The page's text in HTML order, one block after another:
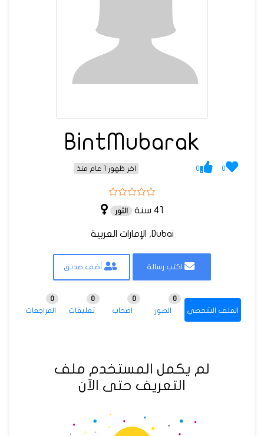
BintMubarak
0
0 اخر ظهور 1 عام منذ
41 سنة الثور
Dubai, الإمارات العربية
اكتب رسالة أضف صديق
الملف الشخصي الصور
0
اصحاب
0
تعليقات
0
المراجعات
0
لم يكمل المستخدم ملف
التعريف حتى الآن